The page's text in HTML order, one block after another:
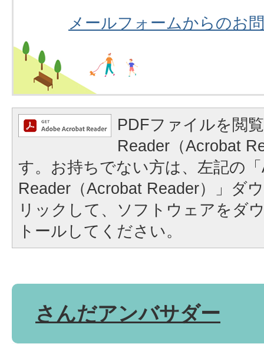
メールフォームからのお
PDFファイルを閲
Reader（Acrobat
す。お持ちでない方は、左記の
Reader（Acrobat Reader）」ダ
リックして、ソフトウェアをダ
トールしてください。
さんだアンバサダー